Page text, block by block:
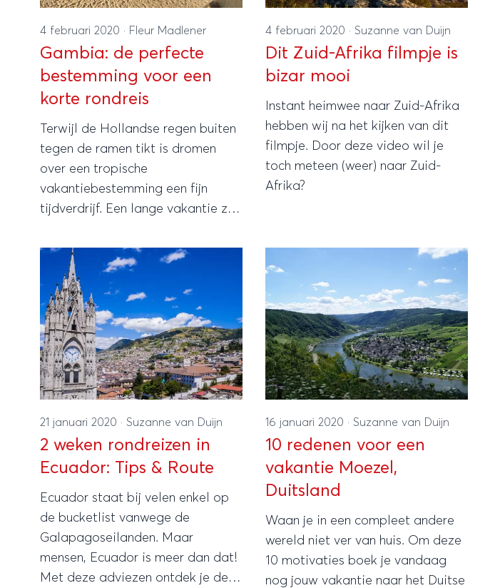
4 februari 2020 · Fleur Madlener
Gambia: de perfecte
bestemming voor een
korte rondreis
Terwijl de Hollandse regen buiten
tegen de ramen tikt is dromen
over een tropische
vakantiebestemming een fijn
tijdverdrijf. Een lange vakantie zit
even ontsnappen aan de grauwe
wolken zou toch wel erg lekker
zijn... Maar ja, ver vliegen en een
jetlag is niet wat je wilt voor zo’n
korte trip. Gelukkig is er een
paradijselijke bestemming op nog
geen 6,5 uur vliegen vanaf
Amsterdam; Welcome to the
4 februari 2020 · Suzanne van Duijn
Dit Zuid-Afrika filmpje is
bizar mooi
Instant heimwee naar Zuid-Afrika
hebben wij na het kijken van dit
filmpje. Door deze video wil je
toch meteen (weer) naar Zuid-
Afrika?
21 januari 2020 · Suzanne van Duijn
2 weken rondreizen in
Ecuador: Tips & Route
Ecuador staat bij velen enkel op
de bucketlist vanwege de
Galapagoseilanden. Maar
mensen, Ecuador is meer dan dat!
Met deze adviezen ontdek je deze
16 januari 2020 · Suzanne van Duijn
10 redenen voor een
vakantie Moezel,
Duitsland
Waan je in een compleet andere
wereld niet ver van huis. Om deze
10 motivaties boek je vandaag
nog jouw vakantie naar het Duitse